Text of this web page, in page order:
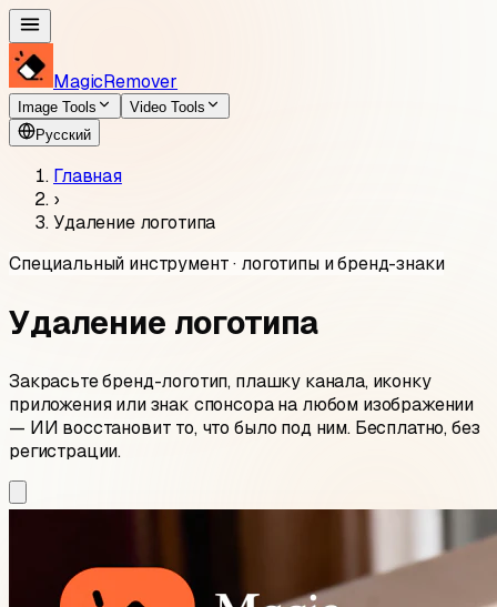
MagicRemover
Image Tools
Video Tools
Русский
Главная
›
Удаление логотипа
Специальный инструмент · логотипы и бренд-знаки
Удаление логотипа
Закрасьте бренд-логотип, плашку канала, иконку
приложения или знак спонсора на любом изображении
— ИИ восстановит то, что было под ним. Бесплатно, без
регистрации.